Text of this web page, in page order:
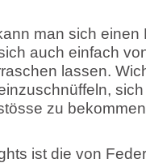
man sich
auch einfach
lassen.
zu
ist die von